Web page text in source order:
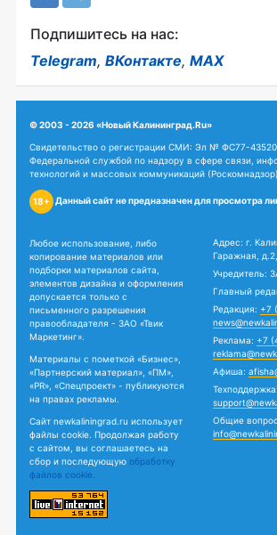
Подпишитесь на нас:
Telegram, ВКонтакте, MAX
© 2003 - 2026 «Новый Калининград.Ru»
Свидетельство о регистрации СМИ: Эл № ФС77-
Федеральной службой по надзору в сфере связи,
технологий и массовых коммуникаций (Роскомнадзор)
18+ Данный сайт не предназначен для просмотра
Любое использование, либо
копирование материалов или
подборки материалов сайта,
элементов дизайна и оформления
допускается только с
письменного разрешения
правообладателя - ЗАО «Твик
Маркетинг».
Материалы с пометкой «Бизнес»,
«Партнерский материал», «ПМ»,
«PR», «Спецпроект» - публикуются
на правах рекламы.
Сайт newkaliningrad.ru использует
файлы cookie. Продолжая работу
с сайтом, вы соглашаетесь на
сбор и последующую обработку
файлов cookie.
Адрес: г.
Гаражная,
Учредитель:
Главный
Редакция: +7
Реклама: +7
Афиша:
Техподдержка:
Общие